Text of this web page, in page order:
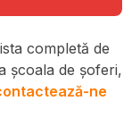
completă de
școala de șoferi,
ne